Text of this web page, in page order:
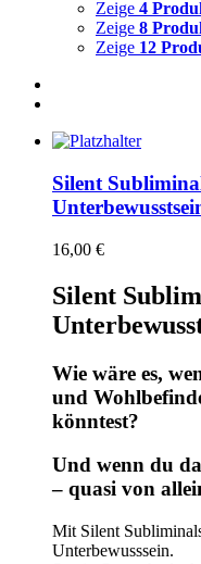
Zeige 4
Zeige 8
Zeige 12
Silent
16,00 €
Silent
Wie wäre es,
und
könntest?
Und wenn du
– quasi von
Mit Silent
Unterbewusssein.